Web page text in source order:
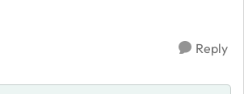
Reply